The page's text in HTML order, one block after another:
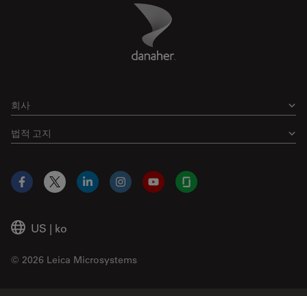
Danaher Logo
회사
법적 고지
US | ko
© 2026 Leica Microsystems
Facebook
X LinkedInInstagramYouTubeGlassdoor